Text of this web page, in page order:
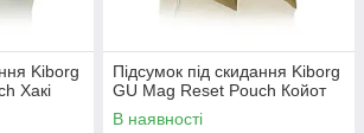
Kiborg
Хакі
Підсумок під скидання Kiborg
GU Mag Reset Pouch Койот
В наявності